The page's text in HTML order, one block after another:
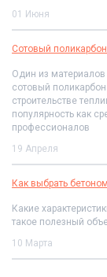
01 Июня
Сотовый
Один из
сотовый
строительстве
популярность как
профессионалов
19 Апреля
Как выбрать
Какие
такое полезный
10 Марта